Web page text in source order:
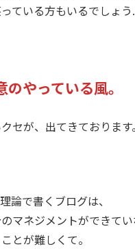
ている方もいるでしょう
のやっている風。
セが、出てきております。
論で書くブログは、
マネジメントができてい
とが難しくて。